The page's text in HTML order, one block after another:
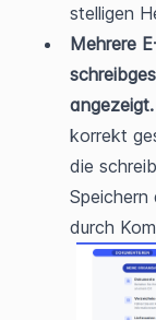
stelligen
Mehrere
angezeigt.
korrekt
die
Speichern
durch